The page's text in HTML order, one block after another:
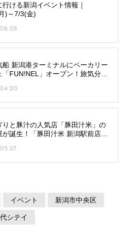
行ける新潟イベント情報｜
)～7/3(金)
船 新潟港ターミナルにベーカリー
「FUN!NEL」オープン！旅気分を
りと豚汁の人気店「豚田汁米」の
が誕生！「豚田汁米 新潟駅前店」
イベント 新潟市中央区
シテイ